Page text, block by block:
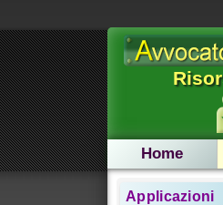
Home
Applicazioni